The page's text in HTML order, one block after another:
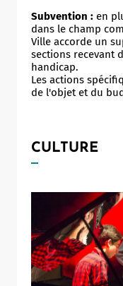
Subvention : en
dans le champ
Ville accorde un
sections recevant
handicap.
Les actions
de l'objet et du
CULTURE